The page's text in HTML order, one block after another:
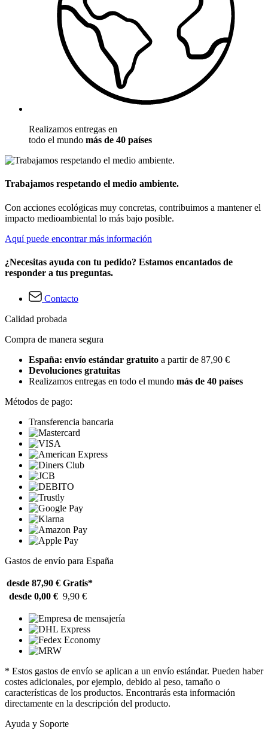
Realizamos entregas en
todo el mundo más de 40 países
Trabajamos respetando el medio ambiente.
Con acciones ecológicas muy concretas, contribuimos a mantener el
impacto medioambiental lo más bajo posible.
Aquí puede encontrar más información
¿Necesitas ayuda con tu pedido? Estamos encantados de
responder a tus preguntas.
Contacto
Calidad probada
Compra de manera segura
España: envío estándar gratuito a partir de 87,90 €
Devoluciones gratuitas
Realizamos entregas en todo el mundo más de 40 países
Métodos de pago:
Transferencia bancaria
Gastos de envío para España
desde 87,90 € Gratis*
desde 0,00 € 9,90 €
* Estos gastos de envío se aplican a un envío estándar. Pueden haber
costes adicionales, por ejemplo, debido al peso, tamaño o
características de los productos. Encontrarás esta información
directamente en la descripción del producto.
Ayuda y Soporte